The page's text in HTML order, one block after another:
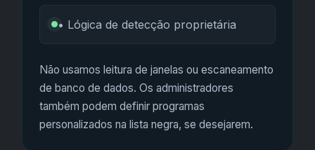
• Lógica de detecção proprietária
Não usamos leitura de janelas ou escaneamento
de banco de dados. Os administradores
também podem definir programas
personalizados na lista negra, se desejarem.